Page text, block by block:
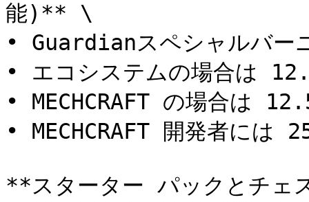
能)** \
• Guardianスペシャルバー
• エコシステムの場合は
• MECHCRAFT の場合は
• MECHCRAFT 開発者には
**スターター パックとチェ